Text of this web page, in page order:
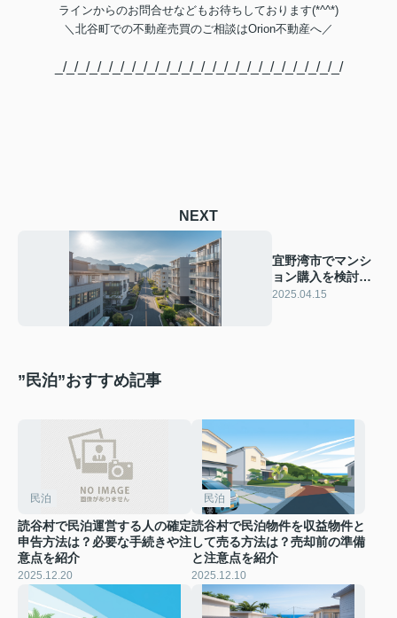
ラインからのお問合せなどもお待ちしております(*^^*)
＼ 北谷町での不動産売買のご相談はOrion不動産へ／
_/_/_/_/_/_/_/_/_/_/_/_/_/_/_/_/_/_/_/_/_/_/_/_/_/
NEXT
宜野湾市でマンシ
ョン購入を検討
中？メリットとデ
2025.04.15
”民泊”おすすめ記事
民泊
読谷村で民泊運営する人の確定
申告方法は？必要な手続きや注
意点を紹介
2025.12.20
民泊
読谷村で民泊物件を収益物件と
して売る方法は？売却前の準備
と注意点を紹介
2025.12.10